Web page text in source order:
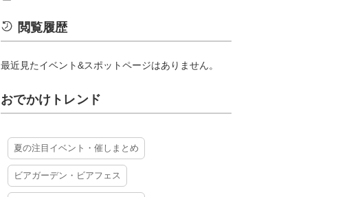
閲覧履歴
最近見たイベント&スポットページはありません。
おでかけトレンド
夏の注目イベント・催しまとめ
ビアガーデン・ビアフェス